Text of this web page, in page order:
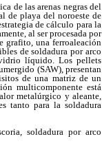
de las arenas negras del
de playa del noroeste de
de cálculo para la
al ser procesada por
grafito, una ferroaleación
de soldadura por arco
líquido. Los pellets
(SAW), presentan
de una matriz de un
multicomponente está
metalúrgico y aleante,
tanto para la soldadura
soldadura por arco